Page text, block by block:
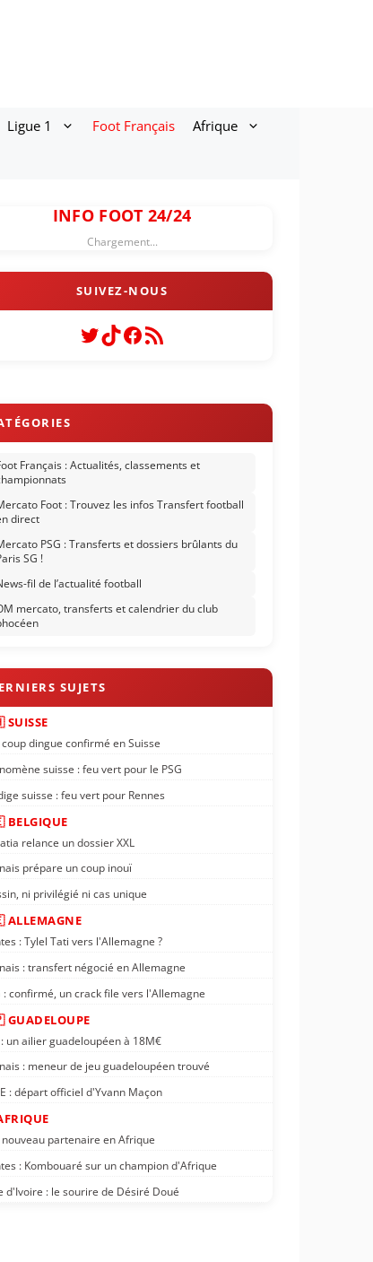
Ligue 1 Foot Français Afrique
INFO FOOT 24/24
Chargement...
Twitter
TikTok
Facebook
Flux RSS
Français : Actualités, classements et
Foot : Trouvez les infos Transfert football
direct
PSG : Transferts et dossiers brûlants du
SG !
fil de l’actualité football
mercato, transferts et calendrier du club
coup dingue confirmé en Suisse
suisse : feu vert pour le PSG
suisse : feu vert pour Rennes
relance un dossier XXL
prépare un coup inouï
ni privilégié ni cas unique
: Tylel Tati vers l'Allemagne ?
: transfert négocié en Allemagne
: confirmé, un crack file vers l'Allemagne
un ailier guadeloupéen à 18M€
: meneur de jeu guadeloupéen trouvé
: départ officiel d'Yvann Maçon
nouveau partenaire en Afrique
: Kombouaré sur un champion d'Afrique
d'Ivoire : le sourire de Désiré Doué